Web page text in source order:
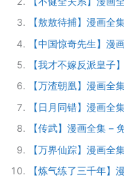
【敖敖待捕】漫画全
【中国惊奇先生】漫
【我才不嫁反派皇子
【万渣朝凰】漫画全
【日月同错】漫画全
【传武】漫画全集 –
【万界仙踪】漫画全
【炼气练了三千年】